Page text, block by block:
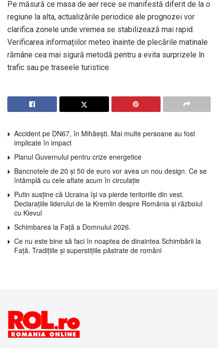
Pe măsură ce masa de aer rece se manifestă diferit de la o
regiune la alta, actualizările periodice ale prognozei vor
clarifica zonele unde vremea se stabilizează mai rapid.
Verificarea informațiilor meteo înainte de plecările matinale
rămâne cea mai sigură metodă pentru a evita surprizele în
trafic sau pe traseele turistice.
Accident pe DN67, în Mihăești. Mai multe persoane au fost
implicate în impact
Planul Guvernului pentru crize energetice
Bancnotele de 20 și 50 de euro vor avea un nou design. Ce se
întâmplă cu cele aflate acum în circulație
Putin susține că Ucraina își va pierde teritoriile din vest.
Declarațiile liderului de la Kremlin despre România și războiul
cu Kievul
Schimbarea la Față a Domnului 2026.
Ce nu este bine să faci în noaptea de dinaintea Schimbării la
Față. Tradițiile și superstițiile păstrate de români